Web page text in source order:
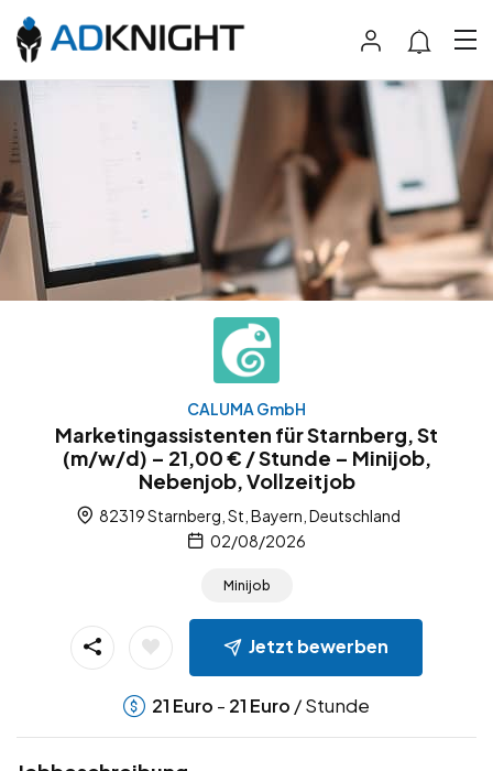
CALUMA GmbH
Marketingassistenten für Starnberg, St
(m/w/d) – 21,00 € / Stunde – Minijob,
Nebenjob, Vollzeitjob
82319 Starnberg, St, Bayern, Deutschland
02/08/2026
Minijob
Jetzt bewerben
21 Euro - 21 Euro / Stunde